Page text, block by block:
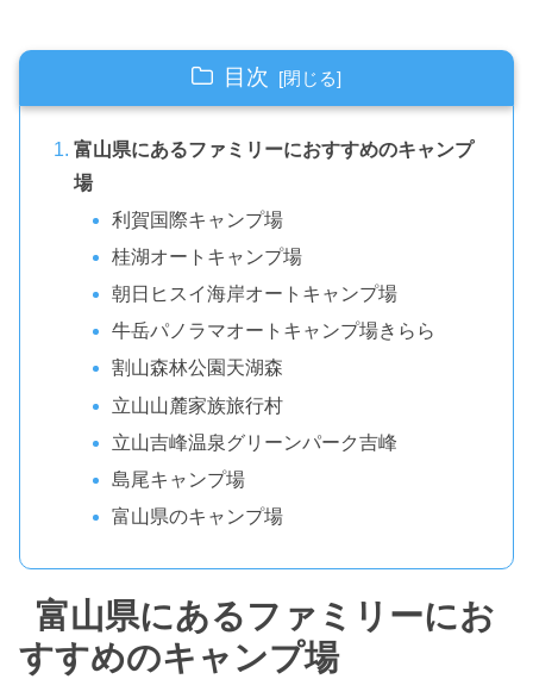
目次
富山県にあるファミリーにおすすめのキャンプ
場
利賀国際キャンプ場
桂湖オートキャンプ場
朝日ヒスイ海岸オートキャンプ場
牛岳パノラマオートキャンプ場きらら
割山森林公園天湖森
立山山麓家族旅行村
立山吉峰温泉グリーンパーク吉峰
島尾キャンプ場
富山県のキャンプ場
富山県にあるファミリーにお
すすめのキャンプ場